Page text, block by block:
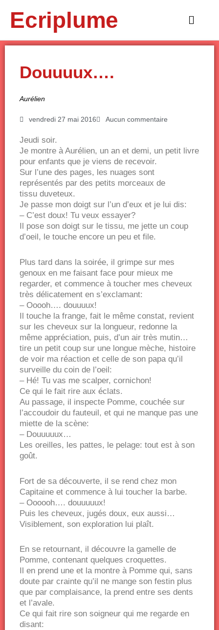
contenuEcriplume
Main
Douuuux….
Aurélien
vendredi 27 mai 2016 Aucun commentaire
Jeudi soir.
Je montre à Aurélien, un an et demi, un petit livre
pour enfants que je viens de recevoir.
Sur l’une des pages, les nuages sont
représentés par des petits morceaux de
tissu duveteux.
Je passe mon doigt sur l’un d’eux et je lui dis:
– C’est doux! Tu veux essayer?
Il pose son doigt sur le tissu, me jette un coup
d’oeil, le touche encore un peu et file.
Plus tard dans la soirée, il grimpe sur mes
genoux en me faisant face pour mieux me
regarder, et commence à toucher mes cheveux
très délicatement en s’exclamant:
– Ooooh…. douuuux!
Il touche la frange, fait le même constat, revient
sur les cheveux sur la longueur, redonne la
même appréciation, puis, d’un air très mutin…
tire un petit coup sur une longue mèche, histoire
de voir ma réaction et celle de son papa qu’il
surveille du coin de l’oeil:
– Hé! Tu vas me scalper, cornichon!
Ce qui le fait rire aux éclats.
Au passage, il inspecte Pomme, couchée sur
l’accoudoir du fauteuil, et qui ne manque pas une
miette de la scène:
– Douuuuux…
Les oreilles, les pattes, le pelage: tout est à son
goût.
Fort de sa découverte, il se rend chez mon
Capitaine et commence à lui toucher la barbe.
– Oooooh…. douuuuux!
Puis les cheveux, jugés doux, eux aussi…
Visiblement, son exploration lui plaît.
En se retournant, il découvre la gamelle de
Pomme, contenant quelques croquettes.
Il en prend une et la montre à Pomme qui, sans
doute par crainte qu’il ne mange son festin plus
que par complaisance, la prend entre ses dents
et l’avale.
Ce qui fait rire son soigneur qui me regarde en
disant: